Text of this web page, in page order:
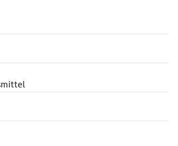
Musik und erlangte so mit einer frühen